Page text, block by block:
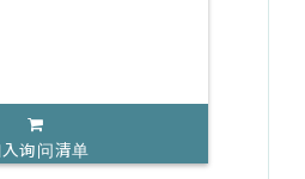
询问清单